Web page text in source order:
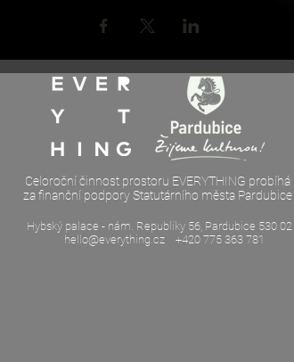
Celoroční činnost prostoru EVERYTHING probíhá
za finanční podpory Statutárního města Pardubice
Hybský palace - nám. Republiky 56, Pardubice 530 02
hello@everything.cz +420 775 363 781